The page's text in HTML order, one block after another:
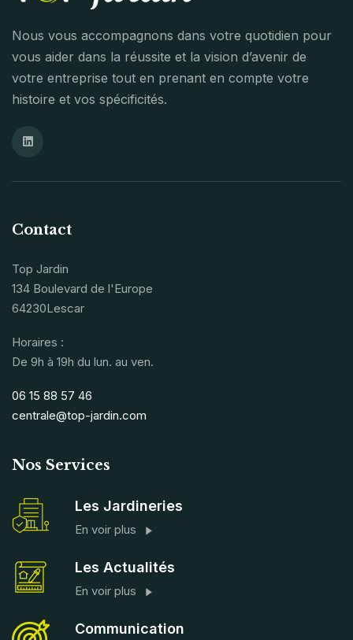
Nous vous accompagnons dans votre quotidien pour
vous aider dans la réussite et la vision d’avenir de
votre entreprise tout en prenant en compte votre
histoire et vos spécificités.
Contact
Top Jardin
134 Boulevard de l'Europe
64230Lescar
Horaires :
De 9h à 19h du lun. au ven.
06 15 88 57 46
centrale@top-jardin.com
Nos Services
Les Jardineries
En voir plus
Les Actualités
En voir plus
Communication